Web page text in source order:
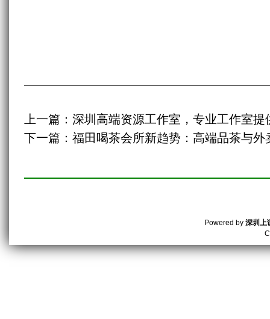
上一篇： 深圳高端资源工作室，专业工作室
下一篇： 福田喝茶会所新趋势：高端品茶与外
Powered by 深圳上